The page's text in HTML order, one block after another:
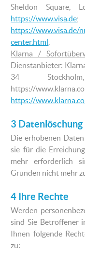
Sheldon Square,
https://www.visa.de;
https://www.visa.de/
center.html.
Klarna /
Dienstanbieter:
34
https://
https://
3
Die erhobenen
sie für die
mehr erforderlich
Gründen nicht mehr
4 Ihre Rechte
Werden
sind Sie Betroffener
Ihnen folgende
zu: